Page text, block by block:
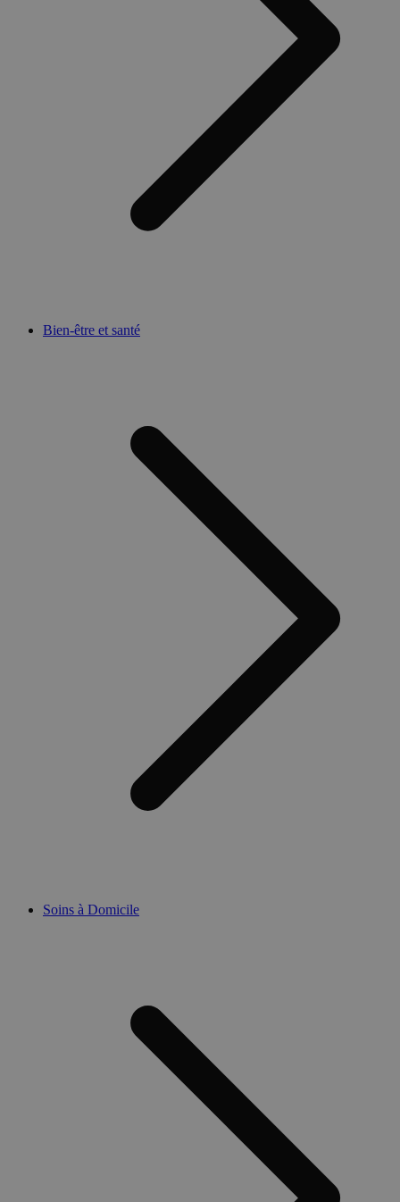
Bien-être et santé
Soins à Domicile